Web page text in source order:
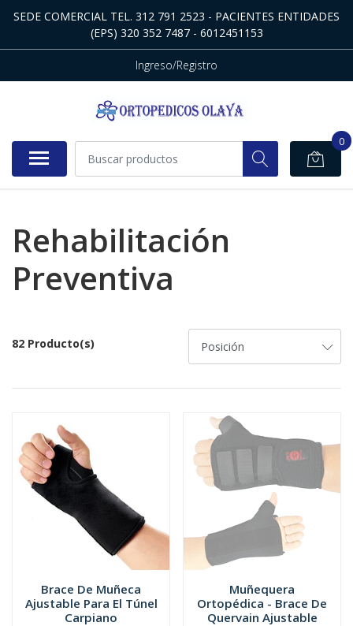
SEDE COMERCIAL TEL. 312 791 2523 - PACIENTES ENTIDADES
(EPS) 320 352 7487 - 6012451153
Ingreso/Registro
0
Rehabilitación
Preventiva
82 Producto(s)
Brace De Muñeca
Ajustable Para El Túnel
Carpiano
Muñequera
Ortopédica - Brace De
Quervain Ajustable